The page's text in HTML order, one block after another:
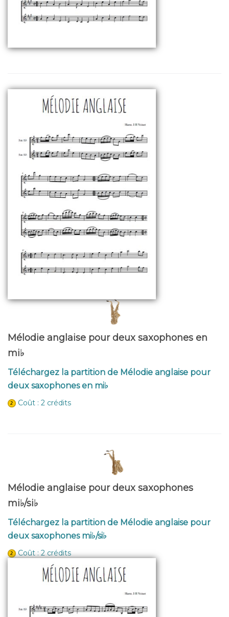
Mélodie anglaise pour deux saxophones en
mi♭
Téléchargez la partition de Mélodie anglaise pour
deux saxophones en mi♭
Coût : 2 crédits
Mélodie anglaise pour deux saxophones
mi♭/si♭
Téléchargez la partition de Mélodie anglaise pour
deux saxophones mi♭/si♭
Coût : 2 crédits